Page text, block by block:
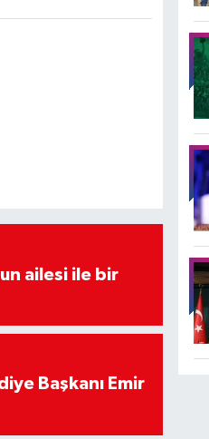
ailesi ile bir
Başkanı Emir